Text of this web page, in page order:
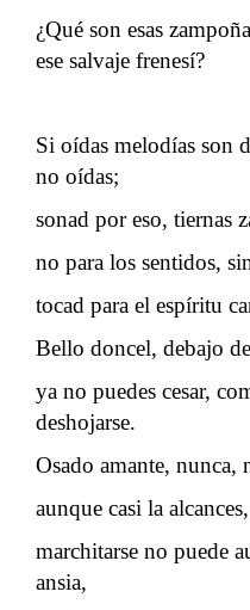
¿Qué son esas
ese salvaje frenesí?
Si oídas melodías son
no oídas;
sonad por eso, tiernas
no para los sentidos,
tocad para el espíritu
Bello doncel, debajo
ya no puedes cesar,
deshojarse.
Osado amante, nunca,
aunque casi la
marchitarse no puede
ansia,